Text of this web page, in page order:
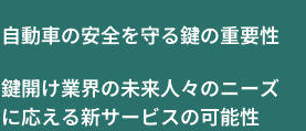
自動車の安全を守る鍵の重要性
鍵開け業界の未来人々のニーズ
に応える新サービスの可能性